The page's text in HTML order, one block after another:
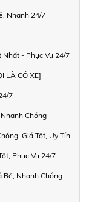
Nhanh 24/7
Nhất - Phục Vụ 24/7
LÀ CÓ XE]
7
Chóng
Giá Tốt, Uy Tín
Phục Vụ 24/7
Rẻ, Nhanh Chóng